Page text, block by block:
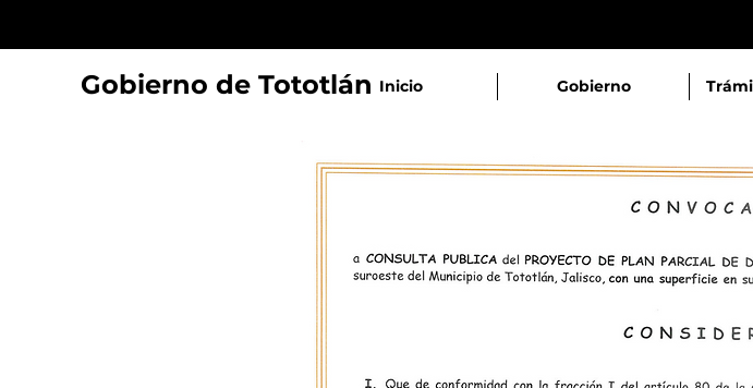
Gobierno de Tototlán Inicio Gobierno